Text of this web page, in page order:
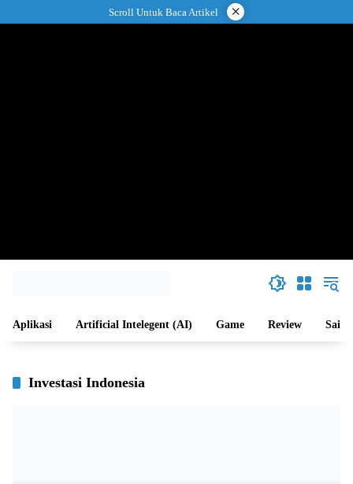
ke
Scroll Untuk Baca Artikel ×
Aplikasi Artificial Intelegent (AI) Game Review Sains
Investasi Indonesia